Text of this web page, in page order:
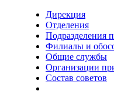
Дирекция
Отделения
Подразделения
Филиалы и
Общие службы
Организации
Состав советов